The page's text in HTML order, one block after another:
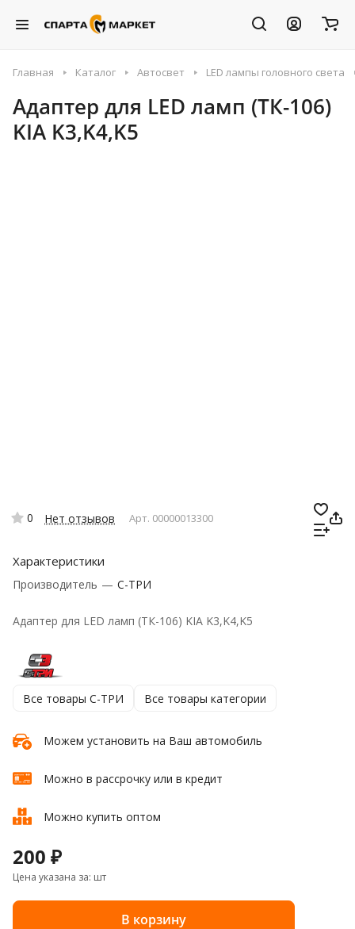
Главная Каталог Автосвет LED лампы головного света
Адаптер для LED ламп (ТК-106)
KIA K3,K4,K5
0 Нет отзывов Арт. 00000013300
Характеристики
Производитель — C-ТРИ
Адаптер для LED ламп (ТК-106) KIA K3,K4,K5
Все товары C-ТРИ Все товары категории
Можем установить на Ваш автомобиль
Можно в рассрочку или в кредит
Можно купить оптом
200 ₽
Цена указана за: шт
В корзину